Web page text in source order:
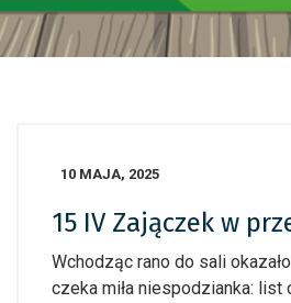
10 MAJA, 2025
15 IV Zajączek w
Wchodząc rano do sali
czeka miła niespodzianka: list